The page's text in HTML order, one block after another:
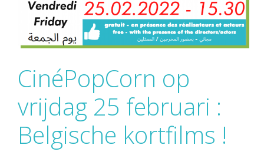
CinéPopCorn op
vrijdag 25 februari :
Belgische kortfilms !